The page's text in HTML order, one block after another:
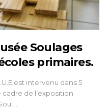
Soulages
primaires.
est intervenu dans 5
cadre de l’exposition